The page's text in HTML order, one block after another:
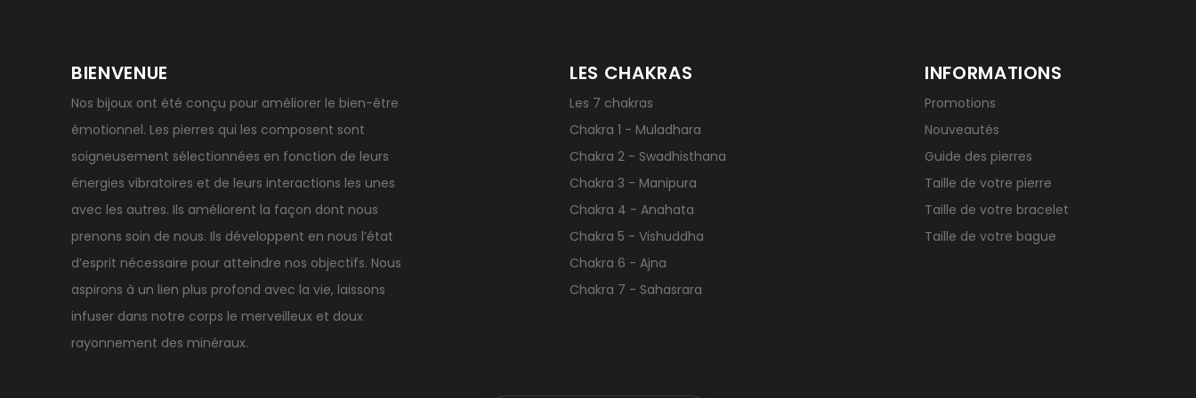
BIENVENUE
Nos bijoux ont été conçu pour améliorer le bien-être
émotionnel. Les pierres qui les composent sont
soigneusement sélectionnées en fonction de leurs
énergies vibratoires et de leurs interactions les unes
avec les autres. Ils améliorent la façon dont nous
prenons soin de nous. Ils développent en nous l’état
d’esprit nécessaire pour atteindre nos objectifs. Nous
aspirons à un lien plus profond avec la vie, laissons
infuser dans notre corps le merveilleux et doux
rayonnement des minéraux.
LES CHAKRAS
Les 7 chakras
Chakra 1 - Muladhara
Chakra 2 - Swadhisthana
Chakra 3 - Manipura
Chakra 4 - Anahata
Chakra 5 - Vishuddha
Chakra 6 - Ajna
Chakra 7 - Sahasrara
INFORMATIONS
Promotions
Nouveautés
Guide des pierres
Taille de votre pierre
Taille de votre bracelet
Taille de votre bague